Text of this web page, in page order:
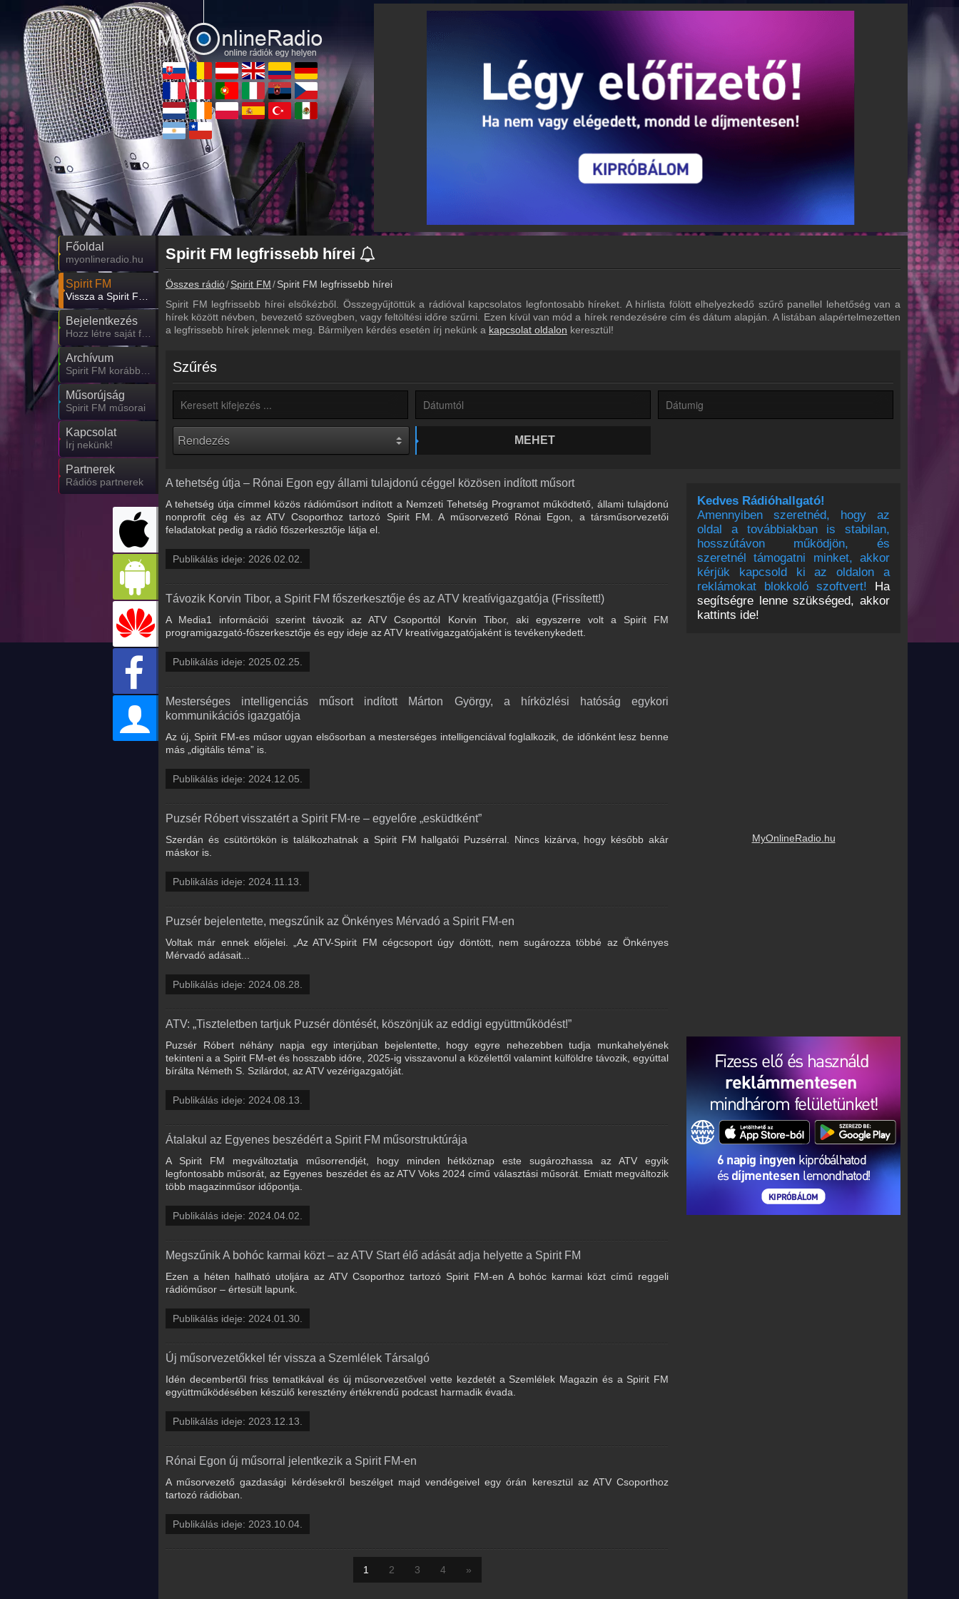
Főoldal
myonlineradio.hu
Spirit FM
Vissza a Spirit FM oldalára
Bejelentkezés
Hozz létre saját fiókot!
Archívum
Spirit FM korábbi adásai
Műsorújság
Spirit FM műsorai
Kapcsolat
Írj nekünk!
Partnerek
Rádiós partnerek
Spirit FM legfrissebb hírei
Összes rádió Spirit FM
Spirit FM legfrissebb hírei
Spirit FM legfrissebb hírei elsőkézből. Összegyűjtöttük a rádióval kapcsolatos legfontosabb híreket. A hírlista fölött elhelyezkedő szűrő panellel lehetőség van a
hírek között névben, bevezető szövegben, vagy feltöltési időre szűrni. Ezen kívül van mód a hírek rendezésére cím és dátum alapján. A listában alapértelmezetten
a legfrissebb hírek jelennek meg. Bármilyen kérdés esetén írj nekünk a kapcsolat oldalon keresztül!
Szűrés
MEHET
Kedves Rádióhallgató!
Amennyiben szeretnéd, hogy az
oldal a továbbiakban is stabilan,
hosszútávon működjön, és
szeretnél támogatni minket, akkor
kérjük kapcsold ki az oldalon a
reklámokat blokkoló szoftvert!
Ha
segítségre lenne szükséged, akkor
kattints ide!
MyOnlineRadio.hu
A tehetség útja – Rónai Egon egy állami tulajdonú céggel közösen indított műsort
A tehetség útja címmel közös rádióműsort indított a Nemzeti Tehetség Programot működtető, állami tulajdonú
nonprofit cég és az ATV Csoporthoz tartozó Spirit FM. A műsorvezető Rónai Egon, a társműsorvezetői
feladatokat pedig a rádió főszerkesztője látja el.
Publikálás ideje: 2026.02.02.
Távozik Korvin Tibor, a Spirit FM főszerkesztője és az ATV kreatívigazgatója (Frissített!)
A Media1 információi szerint távozik az ATV Csoporttól Korvin Tibor, aki egyszerre volt a Spirit FM
programigazgató-főszerkesztője és egy ideje az ATV kreatívigazgatójaként is tevékenykedett.
Publikálás ideje: 2025.02.25.
Mesterséges intelligenciás műsort indított Márton György, a hírközlési hatóság egykori
kommunikációs igazgatója
Az új, Spirit FM-es műsor ugyan elsősorban a mesterséges intelligenciával foglalkozik, de időnként lesz benne
más „digitális téma” is.
Publikálás ideje: 2024.12.05.
Puzsér Róbert visszatért a Spirit FM-re – egyelőre „esküdtként”
Szerdán és csütörtökön is találkozhatnak a Spirit FM hallgatói Puzsérral. Nincs kizárva, hogy később akár
máskor is.
Publikálás ideje: 2024.11.13.
Puzsér bejelentette, megszűnik az Önkényes Mérvadó a Spirit FM-en
Voltak már ennek előjelei. „Az ATV-Spirit FM cégcsoport úgy döntött, nem sugározza többé az Önkényes
Mérvadó adásait...
Publikálás ideje: 2024.08.28.
ATV: „Tiszteletben tartjuk Puzsér döntését, köszönjük az eddigi együttműködést!”
Puzsér Róbert néhány napja egy interjúban bejelentette, hogy egyre nehezebben tudja munkahelyének
tekinteni a a Spirit FM-et és hosszabb időre, 2025-ig visszavonul a közélettől valamint külföldre távozik, egyúttal
bírálta Németh S. Szilárdot, az ATV vezérigazgatóját.
Publikálás ideje: 2024.08.13.
Átalakul az Egyenes beszédért a Spirit FM műsorstruktúrája
A Spirit FM megváltoztatja műsorrendjét, hogy minden hétköznap este sugározhassa az ATV egyik
legfontosabb műsorát, az Egyenes beszédet és az ATV Voks 2024 című választási műsorát. Emiatt megváltozik
több magazinműsor időpontja.
Publikálás ideje: 2024.04.02.
Megszűnik A bohóc karmai közt – az ATV Start élő adását adja helyette a Spirit FM
Ezen a héten hallható utoljára az ATV Csoporthoz tartozó Spirit FM-en A bohóc karmai közt című reggeli
rádióműsor – értesült lapunk.
Publikálás ideje: 2024.01.30.
Új műsorvezetőkkel tér vissza a Szemlélek Társalgó
Idén decembertől friss tematikával és új műsorvezetővel vette kezdetét a Szemlélek Magazin és a Spirit FM
együttműködésében készülő keresztény értékrendű podcast harmadik évada.
Publikálás ideje: 2023.12.13.
Rónai Egon új műsorral jelentkezik a Spirit FM-en
A műsorvezető gazdasági kérdésekről beszélget majd vendégeivel egy órán keresztül az ATV Csoporthoz
tartozó rádióban.
Publikálás ideje: 2023.10.04.
1 2 3 4 »